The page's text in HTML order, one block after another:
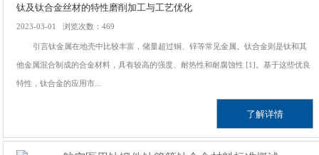
钛及钛合金丝材的特性磨削加工与工艺优化
2023-03-01 浏览次数：469
引言钛金属在地壳中比较丰富，储量超过铜、锌等常见金属。钛合金则是钛和其
他金属混合制成的合金材料，具有较高的强度、耐热性和耐腐蚀性 [1]。基于这些优良
特性，钛合金的应用市...
了解详情